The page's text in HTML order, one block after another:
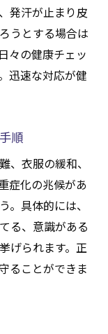
発汗が止まり皮
うとする場合は
々の健康チェッ
迅速な対応が健
順
、衣服の緩和、
症化の兆候があ
。具体的には、
る、意識がある
げられます。正
ることができま